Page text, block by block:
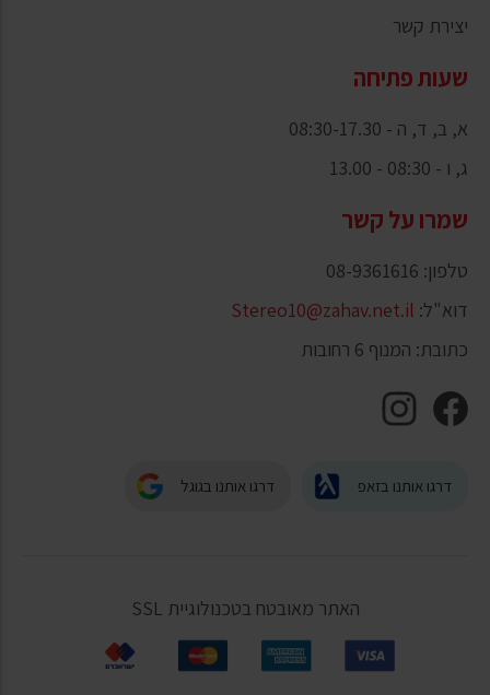
יצירת קשר
שעות פתיחה
א, ב, ד, ה - 08:30-17.30
ג, ו - 08:30 - 13.00
שמרו על קשר
טלפון: 08-9361616
דוא"ל: Stereo10@zahav.net.il
כתובת: המנוף 6 רחובות
דרגו אותנו בזאפ דרגו אותנו בגוגל
האתר מאובטח בטכנולוגיית SSL